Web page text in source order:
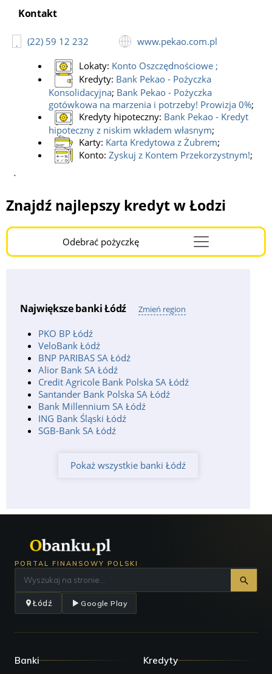
Kontakt:
Adres: ul. Stefana Żeromskiego 116, 90-543 Łódź;
Bank Pekao SA
Adres:ul. Piotrkowska 76, 90-102 Łódź;
Kontakt:(22) 59 12 232;
Bank Pekao SA
Adres:ul. Kurczaki 12g, 93-322 Łódź;
Kontakt: (22) 59 12 232;
Bank Pekao SA
Bank Pekao SA
Bank Pekao SA
Bank Pekao SA, bankomat
Adres:Łódź;
Bank Pekao SA, bankomat
Adres:Plac gen. Henryka Dąbrowskiego 1, Łódź;
Bank Pekao SA, bankomat
Adres:Stefana Żeromskiego 116, Łódź;
Godziny pracy:24h;
Bank Pekao SA, bankomat
Adres:Piotrkowska 288, Łódź;
Bank Pekao SA, bankomat
Aleja ks., Łódź;
Bank Pekao SA, bankomat
Adres:Aleja marsz. Józefa Piłsudskiego 82, Łódź;
Bank Pekao SA, bankomat
Adres:Józefa Elsnera 31, Łódź;
Godziny pracy:24h;
Adres:Piotrkowska 270, Łódź;
Kontakt
(22) 59 12 232 www.pekao.com.pl
Lokaty: Konto Oszczędnościowe ;
Kredyty: Bank Pekao - Pożyczka
Konsolidacyjna; Bank Pekao - Pożyczka
gotówkowa na marzenia i potrzeby! Prowizja 0%;
Kredyty hipoteczny: Bank Pekao - Kredyt
hipoteczny z niskim wkładem własnym;
Karty: Karta Kredytowa z Żubrem;
Konto: Zyskuj z Kontem Przekorzystnym!;
`
Znajdź najlepszy kredyt w Łodzi
Odebrać pożyczkęMenu
Burger
Największe banki Łódź Zmień region
PKO BP Łódź
VeloBank Łódź
BNP PARIBAS SA Łódź
Alior Bank SA Łódź
Credit Agricole Bank Polska SA Łódź
Santander Bank Polska SA Łódź
Bank Millennium SA Łódź
ING Bank Śląski Łódź
SGB-Bank SA Łódź
Pokaż wszystkie banki Łódź
PORTAL FINANSOWY POLSKI
Łódź Google Play
Banki Kredyty